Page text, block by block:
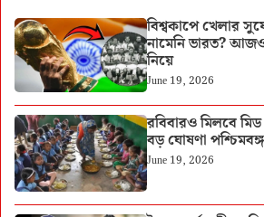
বিশ্বকাপে খেলার
নামেনি ভারত? আজও
নিয়ে
June 19, 2026
রবিবারও মিলবে
বড় ঘোষণা
June 19, 2026